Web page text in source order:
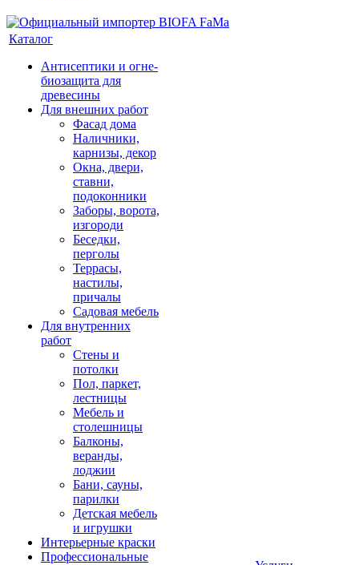
Каталог
Антисептики и огне-
биозащита для
древесины
Для внешних работ
Фасад дома
Наличники,
карнизы, декор
Окна, двери,
ставни,
подоконники
Заборы, ворота,
изгороди
Беседки,
перголы
Террасы,
настилы,
причалы
Садовая мебель
Для внутренних
работ
Стены и
потолки
Пол, паркет,
лестницы
Мебель и
столешницы
Балконы,
веранды,
лоджии
Бани, сауны,
парилки
Детская мебель
и игрушки
Интерьерные краски
Профессиональные